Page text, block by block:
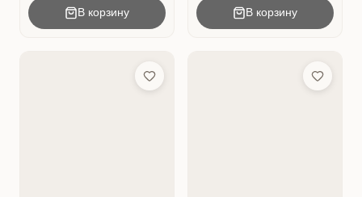
В корзину В корзину
Add to Wish List Add to